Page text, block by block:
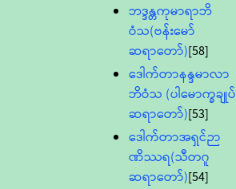
ဘဒ္ဒန္တကုမာရာဘိ
ဝံသ(ဗန်းမော်
ဆရာတော်)[58]
ဒေါက်တာနန္ဒမာလာ
ဘိဝံသ (ပါမောက္ခချုပ်
ဆရာတော်)[53]
ဒေါက်တာအရှင်ဉာ
ဏိဿရ(သီတဂူ
ဆရာတော်)[54]